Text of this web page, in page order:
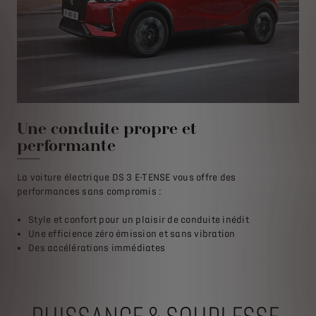
Une conduite propre et
performante
La voiture électrique DS 3 E-TENSE vous offre des
performances sans compromis :
Style et confort pour un plaisir de conduite inédit
Une efficience zéro émission et sans vibration
Des accélérations immédiates